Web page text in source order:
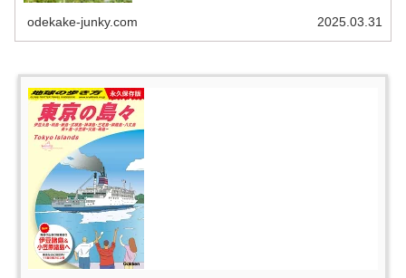
odekake-junky.com 2025.03.31